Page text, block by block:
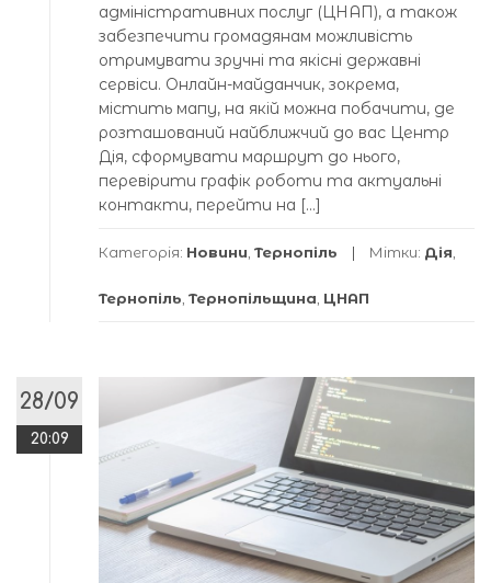
адміністративних послуг (ЦНАП), а також
забезпечити громадянам можливість
отримувати зручні та якісні державні
сервіси. Онлайн-майданчик, зокрема,
містить мапу, на якій можна побачити, де
розташований найближчий до вас Центр
Дія, сформувати маршрут до нього,
перевірити графік роботи та актуальні
контакти, перейти на […]
Категорія: Новини Тернопіль Мітки: Дія
Тернопіль Тернопільщина ЦНАП
28/09
20:09